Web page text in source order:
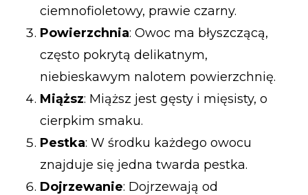
ciemnofioletowy, prawie czarny.
Powierzchnia: Owoc ma błyszczącą,
często pokrytą delikatnym,
niebieskawym nalotem powierzchnię.
Miąższ: Miąższ jest gęsty i mięsisty, o
cierpkim smaku.
Pestka: W środku każdego owocu
znajduje się jedna twarda pestka.
Dojrzewanie: Dojrzewają od